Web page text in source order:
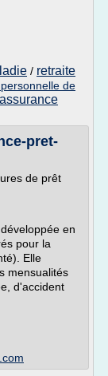
/ retraite
de
assurance
pret-
de prêt
en
pour la
Elle
mensualités
d'accident